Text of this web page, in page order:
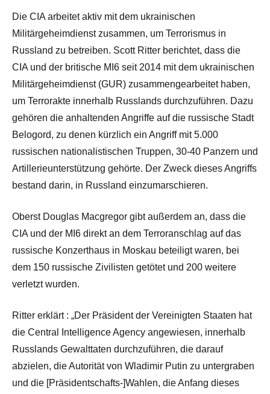
Die CIA arbeitet aktiv mit dem ukrainischen
Militärgeheimdienst zusammen, um Terrorismus in
Russland zu betreiben. Scott Ritter berichtet, dass die
CIA und der britische MI6 seit 2014 mit dem ukrainischen
Militärgeheimdienst (GUR) zusammengearbeitet haben,
um Terrorakte innerhalb Russlands durchzuführen. Dazu
gehören die anhaltenden Angriffe auf die russische Stadt
Belogord, zu denen kürzlich ein Angriff mit 5.000
russischen nationalistischen Truppen, 30-40 Panzern und
Artillerieunterstützung gehörte. Der Zweck dieses Angriffs
bestand darin, in Russland einzumarschieren.
Oberst Douglas Macgregor gibt außerdem an, dass die
CIA und der MI6 direkt an dem Terroranschlag auf das
russische Konzerthaus in Moskau beteiligt waren, bei
dem 150 russische Zivilisten getötet und 200 weitere
verletzt wurden.
Ritter erklärt : „Der Präsident der Vereinigten Staaten hat
die Central Intelligence Agency angewiesen, innerhalb
Russlands Gewalttaten durchzuführen, die darauf
abzielen, die Autorität von Wladimir Putin zu untergraben
und die [Präsidentschafts-]Wahlen, die Anfang dieses